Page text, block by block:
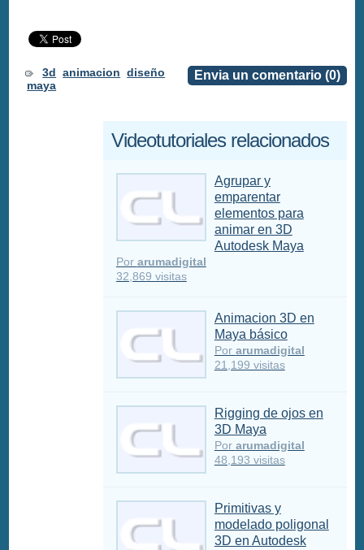
Envia un comentario (0)
3d animacion diseño
maya
Videotutoriales relacionados
Agrupar y
emparentar
elementos para
animar en 3D
Autodesk Maya
Por arumadigital
32,869 visitas
Animacion 3D en
Maya básico
Por arumadigital
21,199 visitas
Rigging de ojos en
3D Maya
Por arumadigital
48,193 visitas
Primitivas y
modelado poligonal
3D en Autodesk